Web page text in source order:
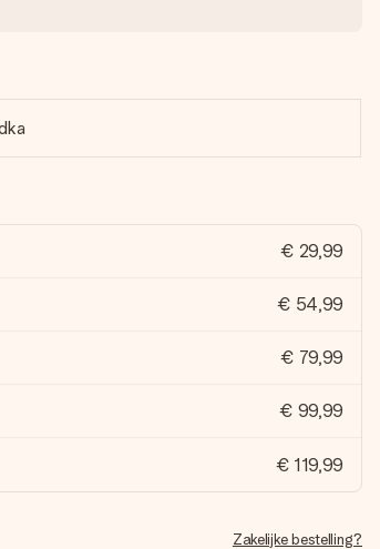
€ 29,99
€ 54,99
€ 79,99
€ 99,99
€ 119,99
Zakelijke bestelling?